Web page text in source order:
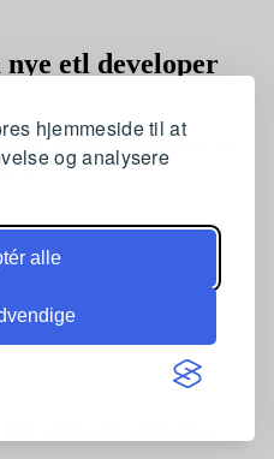
hjemmeside til at
og analysere
alle
etl developer
når der kommer nye etl
præferencer
rettigheder forbeholdes.